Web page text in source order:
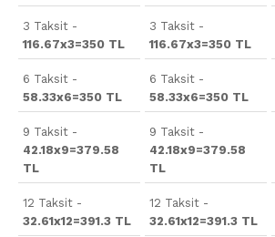
3 Taksit -
116.67x3=350 TL
6 Taksit -
58.33x6=350 TL
9 Taksit -
42.18x9=379.58
TL
12 Taksit -
32.61x12=391.3 TL
3 Taksit -
116.67x3=350 TL
6 Taksit -
58.33x6=350 TL
9 Taksit -
42.18x9=379.58
TL
12 Taksit -
32.61x12=391.3 TL